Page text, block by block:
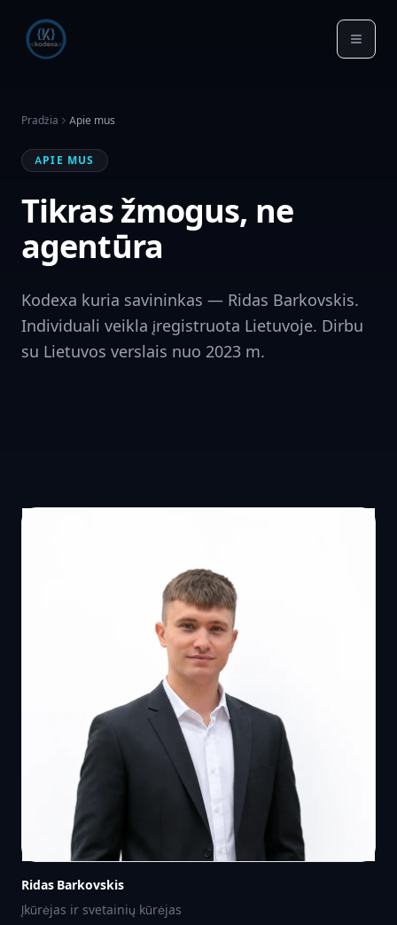
Pradžia Apie mus
APIE MUS
Tikras žmogus, ne
agentūra
Kodexa kuria savininkas — Ridas Barkovskis.
Individuali veikla įregistruota Lietuvoje. Dirbu
su Lietuvos verslais nuo 2023 m.
Ridas Barkovskis
Įkūrėjas ir svetainių kūrėjas